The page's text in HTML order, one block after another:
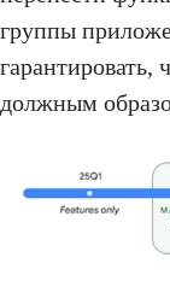
группы
гарантировать,
должным